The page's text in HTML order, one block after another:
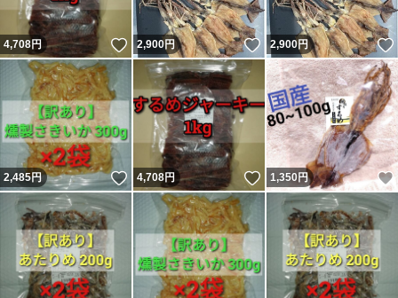
4,708円 いいね！
2,900円 いいね！
2,900円
2,485円 いいね！
4,708円 いいね！
1,350円